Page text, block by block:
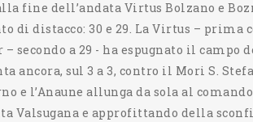
fine dell’andata Virtus Bolzano e
di distacco: 30 e 29. La Virtus – prima
secondo a 29 - ha espugnato il campo
ancora, sul 3 a 3, contro il Mori S.
e l’Anaune allunga da sola al
Valsugana e approfittando della